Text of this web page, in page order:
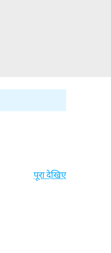
पूरा देखिए